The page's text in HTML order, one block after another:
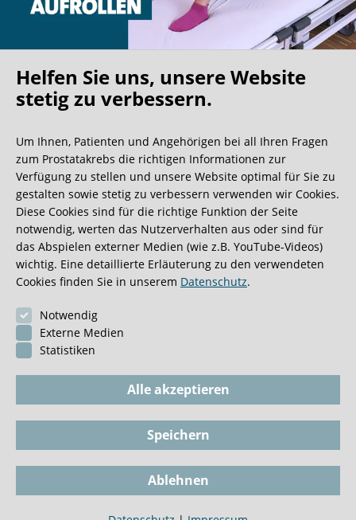
Bewegen Sie das Becken langsam aufwärts – stärkt
Darüber hinaus können Sie mit einer Verordnung für
Physiotherapie Ihres Urologen sich weiter
physiotherapeutisch begleiten lassen. Einen qualifizierten
Physiotherapeuten finden Sie unter der folgenden
deutschlandweitenBeckenbodentherapeutenliste
Datenschutz
Cookie-Einstellungen
Dokumente
Tel
Helfen Sie uns, unsere Website
stetig zu verbessern.
Um Ihnen, Patienten und Angehörigen bei all Ihren Fragen
zum Prostatakrebs die richtigen Informationen zur
Verfügung zu stellen und unsere Website optimal für Sie zu
gestalten sowie stetig zu verbessern verwenden wir Cookies.
Diese Cookies sind für die richtige Funktion der Seite
notwendig, werten das Nutzerverhalten aus oder sind für
das Abspielen externer Medien (wie z.B. YouTube-Videos)
wichtig. Eine detaillierte Erläuterung zu den verwendeten
Cookies finden Sie in unserem Datenschutz.
Notwendig
Externe Medien
Statistiken
Alle akzeptieren
Speichern
Ablehnen